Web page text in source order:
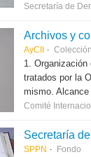
Secretaría de
Archivos y
AyCII Colección
1.
tratados por la
mismo. Alcance
Comité
Secretaría
SPPN Fondo